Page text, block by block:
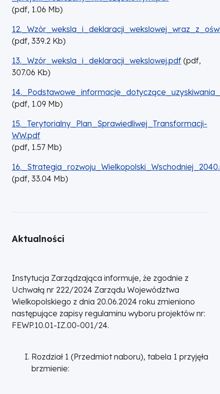
(pdf, 1.06 Mb)
DOKUMENT
(pdf, 339.2 Kb)
DOKUMENT
13._Wzór_weksla_i_deklaracji_wekslowej.pdf (pdf,
307.06 Kb)
DOKUMENT
(pdf, 1.09 Mb)
DOKUMENT
15._Terytorialny_Plan_Sprawiedliwej_Transformacji-
WW.pdf
(pdf, 1.57 Mb)
DOKUMENT
(pdf, 33.04 Mb)
Aktualności
Instytucja Zarządzająca informuje, że zgodnie z
Uchwałą nr 222/2024 Zarządu Województwa
Wielkopolskiego z dnia 20.06.2024 roku zmieniono
następujące zapisy regulaminu wyboru projektów nr:
FEWP.10.01-IZ.00-001/24.
Rozdział 1 (Przedmiot naboru), tabela 1 przyjęła
brzmienie: